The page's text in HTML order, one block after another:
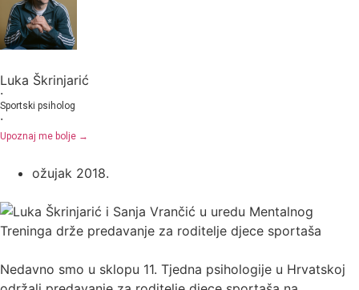
Luka Škrinjarić
·
Sportski psiholog
·
Upoznaj me bolje →
ožujak 2018.
Nedavno smo u sklopu 11. Tjedna psihologije u Hrvatskoj